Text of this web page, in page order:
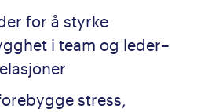
for å styrke
i team og leder–
stress,